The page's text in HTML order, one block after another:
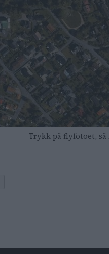
Trykk på flyfotoet,